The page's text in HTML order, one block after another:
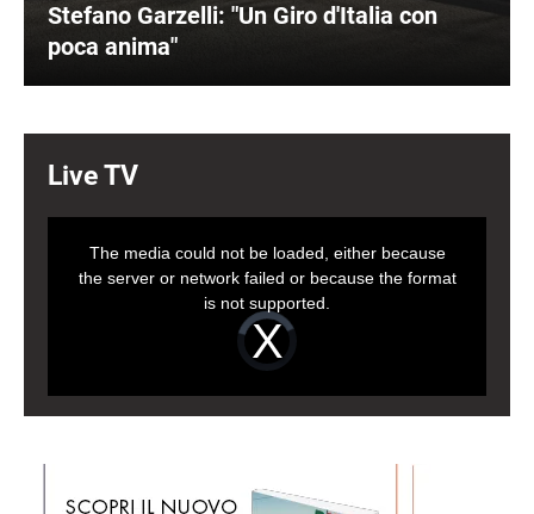
Stefano Garzelli: "Un Giro d'Italia con
poca anima"
Live TV